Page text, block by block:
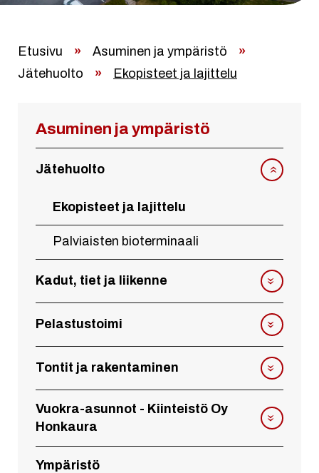
Etusivu » Asuminen ja ympäristö
»
Jätehuolto
» Ekopisteet ja lajittelu
Asuminen ja ympäristö
Jätehuolto
Ekopisteet ja lajittelu
Palviaisten bioterminaali
Kadut, tiet ja liikenne
Pelastustoimi
Tontit ja rakentaminen
Vuokra-asunnot - Kiinteistö Oy
Honkaura
Ympäristö